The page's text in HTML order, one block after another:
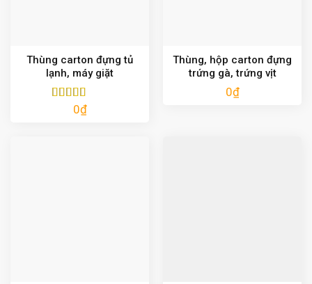
Thùng carton đựng tủ
lạnh, máy giặt
Được xếp
0₫
Thùng, hộp carton đựng
trứng gà, trứng vịt
0₫